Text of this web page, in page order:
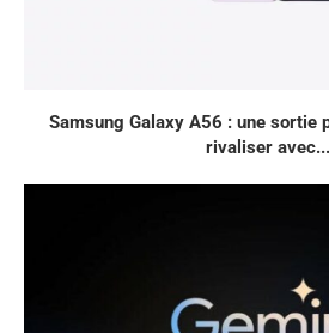
Samsung Galaxy A56 : une sortie
rivaliser avec...